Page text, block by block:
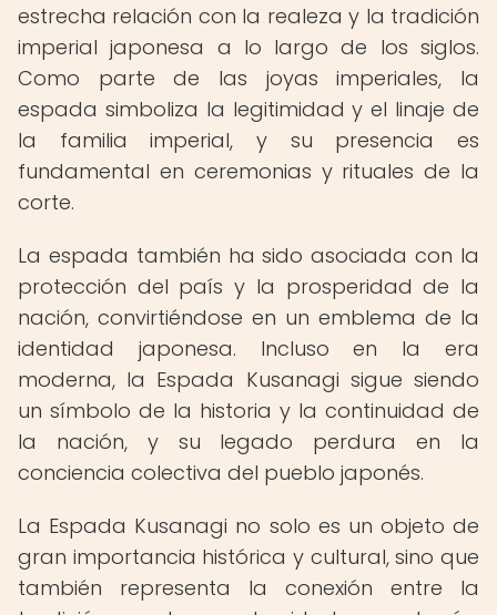
estrecha relación con la realeza y la tradición
imperial japonesa a lo largo de los siglos.
Como parte de las joyas imperiales, la
espada simboliza la legitimidad y el linaje de
la familia imperial, y su presencia es
fundamental en ceremonias y rituales de la
corte.
La espada también ha sido asociada con la
protección del país y la prosperidad de la
nación, convirtiéndose en un emblema de la
identidad japonesa. Incluso en la era
moderna, la Espada Kusanagi sigue siendo
un símbolo de la historia y la continuidad de
la nación, y su legado perdura en la
conciencia colectiva del pueblo japonés.
La Espada Kusanagi no solo es un objeto de
gran importancia histórica y cultural, sino que
también representa la conexión entre la